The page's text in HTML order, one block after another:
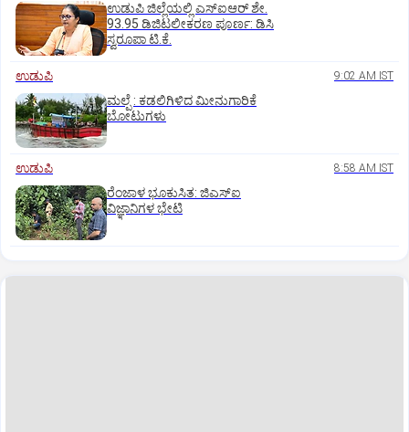
ಉಡುಪಿ ಜಿಲ್ಲೆಯಲ್ಲಿ ಎಸ್‌ಐಆರ್‌ ಶೇ.
93.95 ಡಿಜಿಟಲೀಕರಣ ಪೂರ್ಣ: ಡಿಸಿ
ಸ್ವರೂಪಾ ಟಿ.ಕೆ.
ಉಡುಪಿ 9:02 AM IST
ಮಲ್ಪೆ : ಕಡಲಿಗಿಳಿದ ಮೀನುಗಾರಿಕೆ
ಬೋಟುಗಳು
ಉಡುಪಿ 8:58 AM IST
ರೆಂಜಾಳ ಭೂಕುಸಿತ: ಜಿಎಸ್‌ಐ
ವಿಜ್ಞಾನಿಗಳ ಭೇಟಿ